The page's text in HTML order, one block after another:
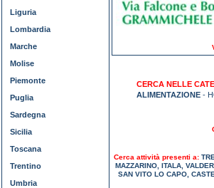
CERCA NELLE
ALIMENTAZIONE -
Cerca attività presenti a:
MAZZARINO, ITALA,
SAN VITO LO CAPO,
Liguria
Lombardia
Marche
Molise
Piemonte
Puglia
Sardegna
Sicilia
Toscana
Trentino
Umbria